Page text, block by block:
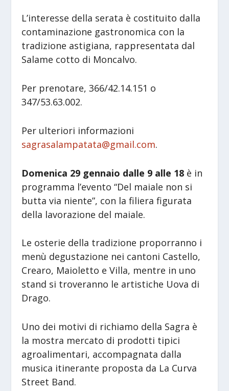
L’interesse della serata è costituito dalla
contaminazione gastronomica con la
tradizione astigiana, rappresentata dal
Salame cotto di Moncalvo.
Per prenotare, 366/42.14.151 o
347/53.63.002.
Per ulteriori informazioni
sagrasalampatata@gmail.com.
Domenica 29 gennaio dalle 9 alle 18 è in
programma l’evento “Del maiale non si
butta via niente”, con la filiera figurata
della lavorazione del maiale.
Le osterie della tradizione proporranno i
menù degustazione nei cantoni Castello,
Crearo, Maioletto e Villa, mentre in uno
stand si troveranno le artistiche Uova di
Drago.
Uno dei motivi di richiamo della Sagra è
la mostra mercato di prodotti tipici
agroalimentari, accompagnata dalla
musica itinerante proposta da La Curva
Street Band.